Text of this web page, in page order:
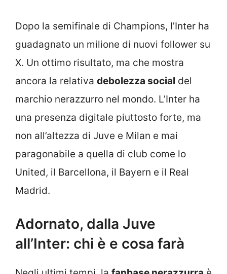
Dopo la semifinale di Champions, l’Inter ha
guadagnato un milione di nuovi follower su
X. Un ottimo risultato, ma che mostra
ancora la relativa debolezza social del
marchio nerazzurro nel mondo. L’Inter ha
una presenza digitale piuttosto forte, ma
non all’altezza di Juve e Milan e mai
paragonabile a quella di club come lo
United, il Barcellona, il Bayern e il Real
Madrid.
Adornato, dalla Juve
all’Inter: chi è e cosa farà